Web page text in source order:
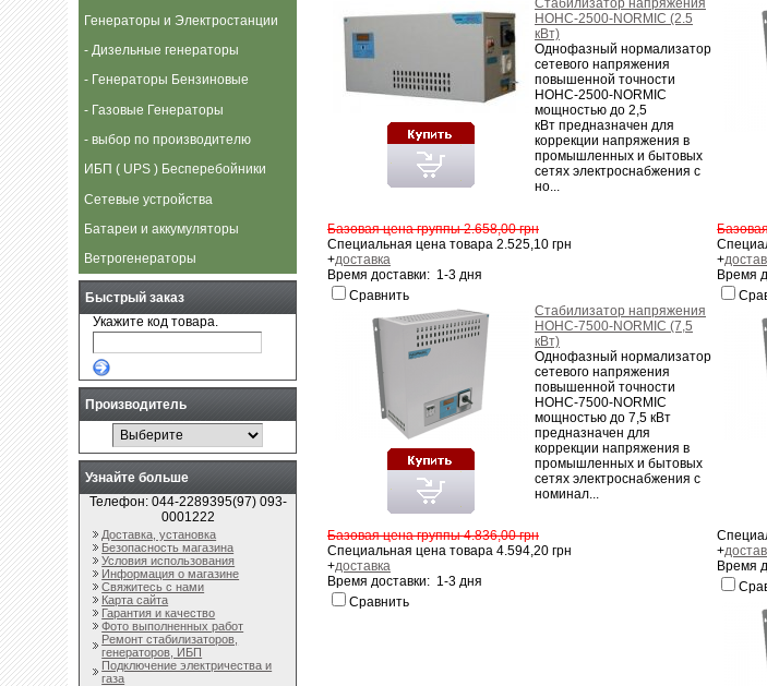
Стабилизатор напряжения
НОНС-2500-NORMIC (2.5
кВт)
Однофазный нормализатор
сетевого напряжения
повышенной точности
НОНС-2500-NORMIC
мощностью до 2,5
кВт предназначен для
коррекции напряжения в
промышленных и бытовых
сетях электроснабжения с
но...
Базовая цена группы 2.658,00 грн
Специальная цена товара 2.525,10 грн
+доставка
Время доставки: 1-3 дня
Сравнить
+
Время
Стабилизатор напряжения
НОНС-7500-NORMIC (7,5
кВт)
Однофазный нормализатор
сетевого напряжения
повышенной точности
НОНС-7500-NORMIC
мощностью до 7,5 кВт
предназначен для
коррекции напряжения в
промышленных и бытовых
сетях электроснабжения с
номинал...
Базовая цена группы 4.836,00 грн
Специальная цена товара 4.594,20 грн
+доставка
Время доставки: 1-3 дня
Сравнить
+
Время
Генераторы и Электростанции
- Дизельные генераторы
- Генераторы Бензиновые
- Газовые Генераторы
- выбор по производителю
ИБП ( UPS ) Бесперебойники
Сетевые устройства
Батареи и аккумуляторы
Ветрогенераторы
Быстрый заказ
Укажите код товара.
Производитель
Узнайте больше
Телефон: 044-2289395(97) 093-
0001222
Доставка, установка
Безопасность магазина
Условия использования
Информация о магазине
Свяжитесь с нами
Карта сайта
Гарантия и качество
Фото выполненных работ
Ремонт стабилизаторов,
генераторов, ИБП
Подключение электричества и
газа